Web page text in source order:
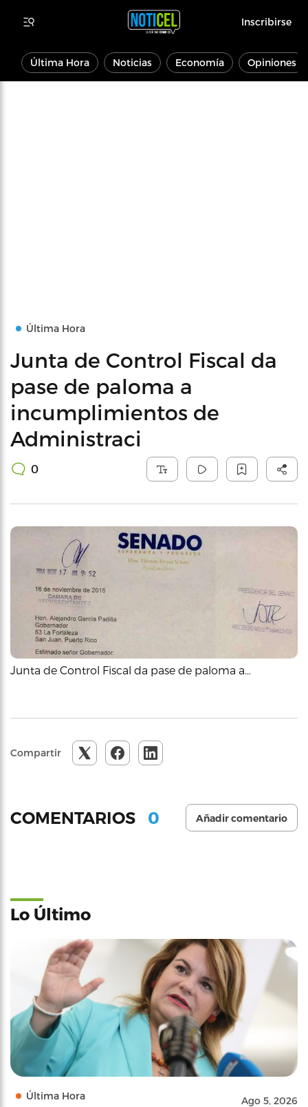
Inscribirse
Última Hora Noticias Economía Opiniones
Última Hora
Junta de Control Fiscal da
pase de paloma a
incumplimientos de
Administraci
0
Junta de Control Fiscal da pase de paloma a…
Compartir
COMENTARIOS 0 Añadir comentario
Lo Último
Última Hora Ago 5, 2026